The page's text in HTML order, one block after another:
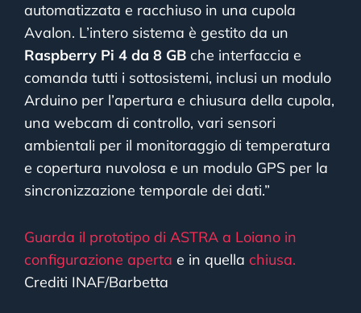
automatizzata e racchiuso in una cupola
Avalon. L’intero sistema è gestito da un
Raspberry Pi 4 da 8 GB che interfaccia e
comanda tutti i sottosistemi, inclusi un modulo
Arduino per l’apertura e chiusura della cupola,
una webcam di controllo, vari sensori
ambientali per il monitoraggio di temperatura
e copertura nuvolosa e un modulo GPS per la
sincronizzazione temporale dei dati.”
Guarda il prototipo di ASTRA a Loiano in
configurazione aperta e in quella chiusa.
Crediti INAF/Barbetta